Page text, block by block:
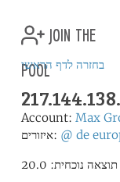
join the
pool
בחזרה לדף הראשי
Account: Max
איזורים: @ de